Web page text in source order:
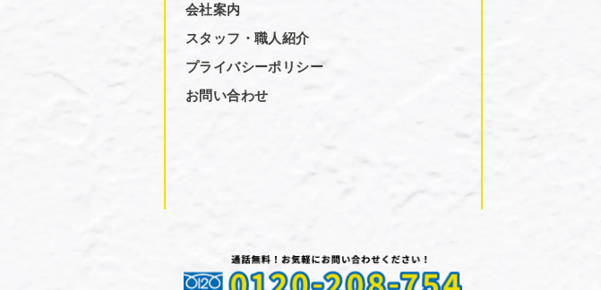
会社案内
スタッフ・職人紹介
プライバシーポリシー
お問い合わせ